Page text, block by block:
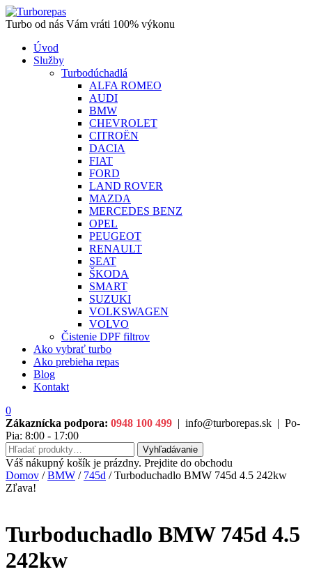
Turbo od nás Vám vráti 100% výkonu
Úvod
Služby
Turbodúchadlá
ALFA ROMEO
AUDI
BMW
CHEVROLET
CITROËN
DACIA
FIAT
FORD
LAND ROVER
MAZDA
MERCEDES BENZ
OPEL
PEUGEOT
RENAULT
SEAT
ŠKODA
SMART
SUZUKI
VOLKSWAGEN
VOLVO
Čistenie DPF filtrov
Ako vybrať turbo
Ako prebieha repas
Blog
Kontakt
0
Zákaznícka podpora: 0948 100 499 | info@turborepas.sk | Po-
Pia: 8:00 - 17:00
Hľadať:
Vyhľadávanie
Váš nákupný košík je prázdny. Prejdite do obchodu
Domov /BMW / 745d / Turboduchadlo BMW 745d 4.5 242kw
Zľava!
Turboduchadlo BMW 745d 4.5
242kw